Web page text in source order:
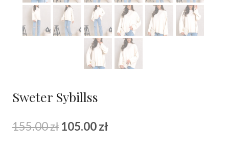
Sweter Sybillss
155.00zł Pierwotna
105.00zł